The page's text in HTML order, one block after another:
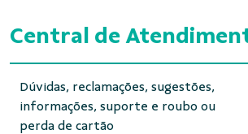
Central de
Dúvidas, reclamações, sugestões,
informações, suporte e roubo ou
perda de cartão